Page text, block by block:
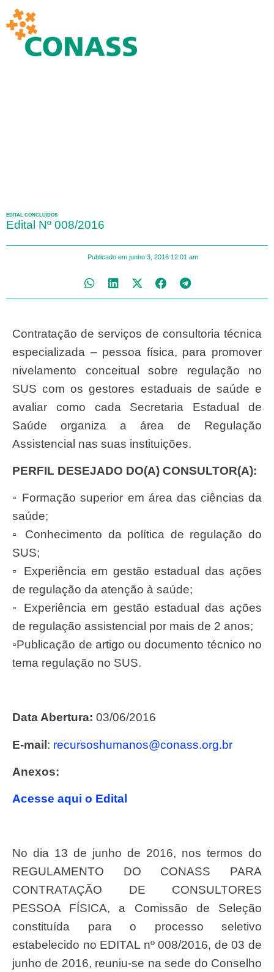
EDITAL CONCLUÍDOS
Edital Nº 008/2016
Publicado em junho 3, 2016 12:01 am
Contratação de serviços de consultoria técnica
especializada – pessoa física, para promover
nivelamento conceitual sobre regulação no
SUS com os gestores estaduais de saúde e
avaliar como cada Secretaria Estadual de
Saúde organiza a área de Regulação
Assistencial nas suas instituições.
PERFIL DESEJADO DO(A) CONSULTOR(A):
▫ Formação superior em área das ciências da
saúde;
▫ Conhecimento da política de regulação do
SUS;
▫ Experiência em gestão estadual das ações
de regulação da atenção à saúde;
▫ Experiência em gestão estadual das ações
de regulação assistencial por mais de 2 anos;
▫Publicação de artigo ou documento técnico no
tema regulação no SUS.
Data Abertura: 03/06/2016
E-mail: recursoshumanos@conass.org.br
Anexos:
Acesse aqui o Edital
No dia 13 de junho de 2016, nos termos do
REGULAMENTO DO CONASS PARA
CONTRATAÇÃO DE CONSULTORES
PESSOA FÍSICA, a Comissão de Seleção
constituída para o processo seletivo
estabelecido no EDITAL nº 008/2016, de 03 de
junho de 2016, reuniu-se na sede do Conselho